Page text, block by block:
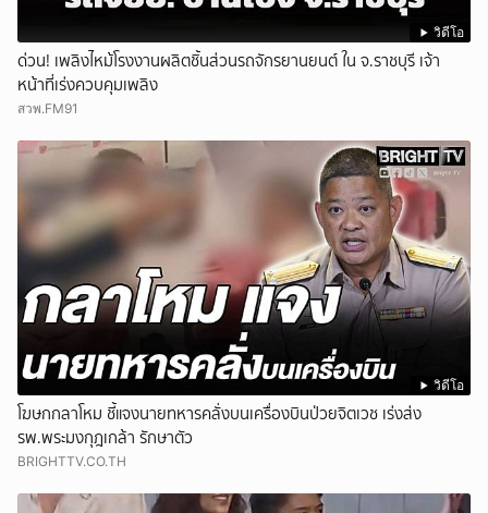
วิดีโอ
ด่วน! เพลิงไหม้โรงงานผลิตชิ้นส่วนรถจักรยานยนต์ ใน จ.ราชบุรี เจ้า
หน้าที่เร่งควบคุมเพลิง
สวพ.FM91
วิดีโอ
โฆษกกลาโหม ชี้แจงนายทหารคลั่งบนเครื่องบินป่วยจิตเวช เร่งส่ง
รพ.พระมงกุฎเกล้า รักษาตัว
BRIGHTTV.CO.TH